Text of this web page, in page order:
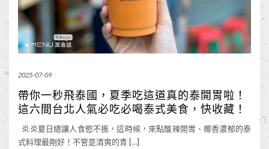
2025-07-09
帶你一秒飛泰國，夏季吃這道真的泰開胃啦！
這六間台北人氣必吃必喝泰式美食，快收藏！
炎炎夏日總讓人食慾不振，這時候，來點酸辣開胃、椰香濃郁的泰
式料理最剛好！不管是清爽的青 […]